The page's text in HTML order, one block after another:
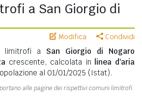
a San Giorgio di
Modifica Condividi
limitrofi a San Giorgio di Nogaro
crescente, calcolata in
linea d'aria
al 01/01/2025 (Istat).
alle pagine dei rispettivi comuni limitrofi.